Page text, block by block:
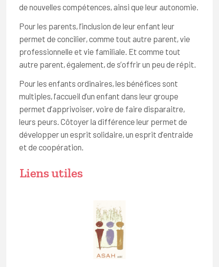
de nouvelles compétences, ainsi que leur autonomie.
Pour les parents, l’inclusion de leur enfant leur
permet de concilier, comme tout autre parent, vie
professionnelle et vie familiale. Et comme tout
autre parent, également, de s’offrir un peu de répit.
Pour les enfants ordinaires, les bénéfices sont
multiples, l’accueil d’un enfant dans leur groupe
permet d’apprivoiser, voire de faire disparaitre,
leurs peurs. Côtoyer la différence leur permet de
développer un esprit solidaire, un esprit d’entraide
et de coopération.
Liens utiles